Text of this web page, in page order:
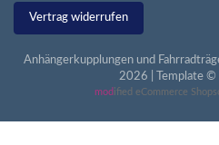
Vertrag widerrufen
Anhängerkupplungen und
2026 | Template ©
mod ified eCommerce